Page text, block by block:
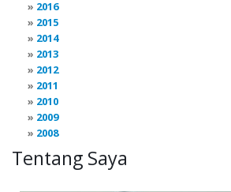
2016
2015
2014
2013
2012
2011
2010
2009
2008
Tentang Saya